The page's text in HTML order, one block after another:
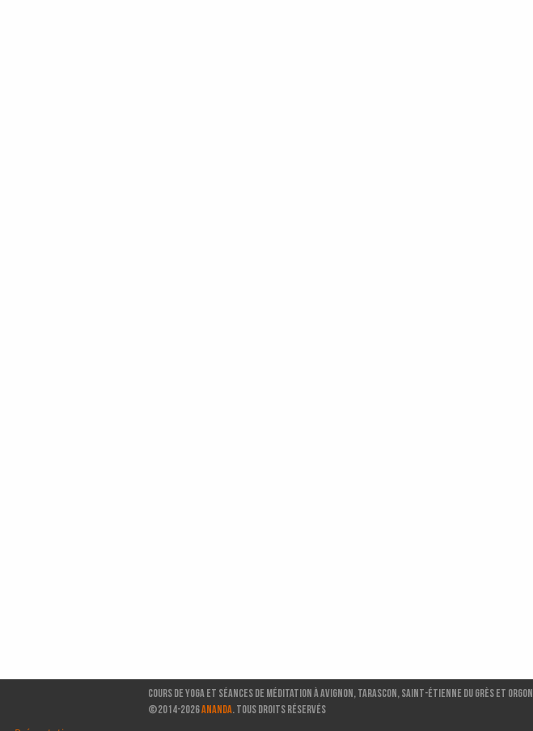
Cours de Yoga et séances de méditation à Avignon, Tarascon, Saint-ÉTIENNE DU GRÈS et ORGON
©2014-2026ANANDA. TOUS DROITS RÉSERVÉS